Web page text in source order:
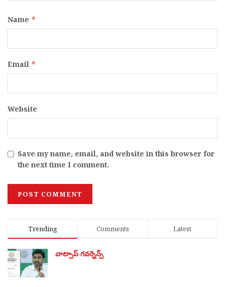
Name *
Email *
Website
Save my name, email, and website in this browser for
the next time I comment.
Trending Comments Latest
వాట్సాప్ గవర్నెన్స్